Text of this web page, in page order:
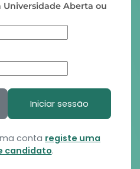
Aberta ou
Iniciar sessão
conta registe uma
candidato.